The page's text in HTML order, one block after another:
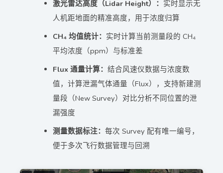
激光雷达高度（Lidar Height）： 实时显示无
人机距地面的精准高度，用于浓度归算
CH₄ 均值统计： 实时计算当前测量段的 CH₄
平均浓度（ppm）与标准差
Flux 通量计算： 结合风速仪数据与浓度数
值，计算泄漏气体通量（Flux），支持新建测
量段（New Survey）对比分析不同位置的泄
漏强度
测量数据标注： 每次 Survey 配有唯一编号，
便于多次飞行数据管理与回溯